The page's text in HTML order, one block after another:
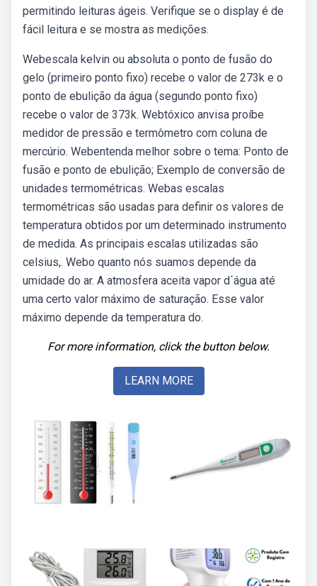
permitindo leituras ágeis. Verifique se o display é de
fácil leitura e se mostra as medições.
Webescala kelvin ou absoluta o ponto de fusão do
gelo (primeiro ponto fixo) recebe o valor de 273k e o
ponto de ebulição da água (segundo ponto fixo)
recebe o valor de 373k. Webtóxico anvisa proíbe
medidor de pressão e termômetro com coluna de
mercúrio. Webentenda melhor sobre o tema: Ponto de
fusão e ponto de ebulição; Exemplo de conversão de
unidades termométricas. Webas escalas
termométricas são usadas para definir os valores de
temperatura obtidos por um determinado instrumento
de medida. As principais escalas utilizadas são
celsius,. Webo quanto nós suamos depende da
umidade do ar. A atmosfera aceita vapor d´água até
uma certo valor máximo de saturação. Esse valor
máximo depende da temperatura do.
For more information, click the button below.
LEARN MORE